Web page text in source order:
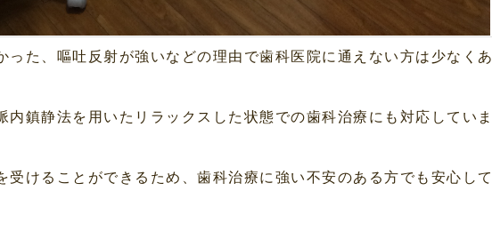
った、嘔吐反射が強いなどの理由で歯科医院に通えない方は少なくあ
鎮静法を用いたリラックスした状態での歯科治療にも対応していま
受けることができるため、歯科治療に強い不安のある方でも安心して